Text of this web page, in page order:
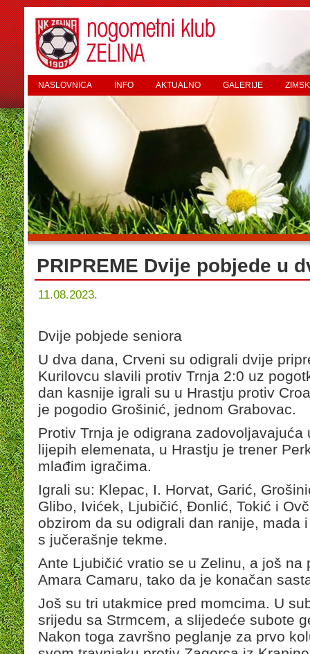
NASLOVNICA INFO AKTUALNO GALERIJE
PRIPREME Dvije pobjede u
11.08.2023.
Dvije pobjede seniora
U dva dana, Crveni su odigrali dvije
Kurilovcu slavili protiv Trnja 2:0 uz
dan kasnije igrali su u Hrastju protiv
je pogodio Grošinić, jednom Grabovac.
Protiv Trnja je odigrana
lijepih elemenata, u Hrastju je trener
mlađim igračima.
Igrali su: Klepac, I. Horvat, Garić,
Glibo, Ivićek, Ljubičić, Đonlić, Tokić i
obzirom da su odigrali dan ranije, mada
s jučerašnje tekme.
Ante Ljubičić vratio se u Zelinu, a još
Amara Camaru, tako da je konačan
Još su tri utakmice pred momcima. U
srijedu sa Strmcem, a slijedeće subote
Nakon toga završno peglanje za prvo